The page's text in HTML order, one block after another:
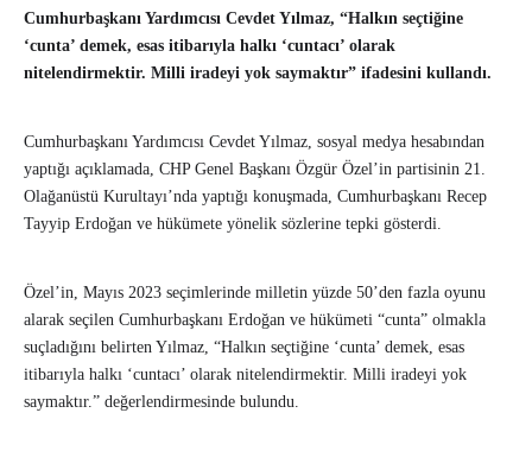
Cumhurbaşkanı Yardımcısı Cevdet Yılmaz, “Halkın seçtiğine
‘cunta’ demek, esas itibarıyla halkı ‘cuntacı’ olarak
nitelendirmektir. Milli iradeyi yok saymaktır” ifadesini kullandı.
Cumhurbaşkanı Yardımcısı Cevdet Yılmaz, sosyal medya hesabından
yaptığı açıklamada, CHP Genel Başkanı Özgür Özel’in partisinin 21.
Olağanüstü Kurultayı’nda yaptığı konuşmada, Cumhurbaşkanı Recep
Tayyip Erdoğan ve hükümete yönelik sözlerine tepki gösterdi.
Özel’in, Mayıs 2023 seçimlerinde milletin yüzde 50’den fazla oyunu
alarak seçilen Cumhurbaşkanı Erdoğan ve hükümeti “cunta” olmakla
suçladığını belirten Yılmaz, “Halkın seçtiğine ‘cunta’ demek, esas
itibarıyla halkı ‘cuntacı’ olarak nitelendirmektir. Milli iradeyi yok
saymaktır.” değerlendirmesinde bulundu.